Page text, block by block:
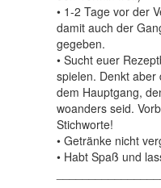
• 1-2 Tage vor der
damit auch der
gegeben.
• Sucht euer
spielen. Denkt
dem Hauptgang,
woanders seid.
Stichworte!
• Getränke nicht
• Habt Spaß und